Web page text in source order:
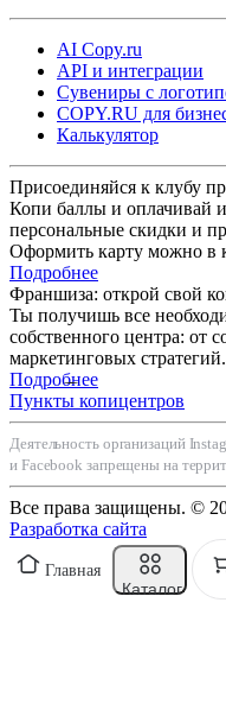
AI Copy.ru
API и интеграции
Сувениры с
COPY.RU для
Калькулятор
Присоединяйся к клубу
Копи баллы и оплачивай
персональные скидки и
Оформить карту можно в
Подробнее
Франшиза: открой свой
Ты получишь все
собственного центра: от
маркетинговых стратегий.
Подробнее
Пункты копицентров
Деятельность организаций
и Facebook запрещены на
Все права защищены. ©
Разработка сайта
Главная
Каталог